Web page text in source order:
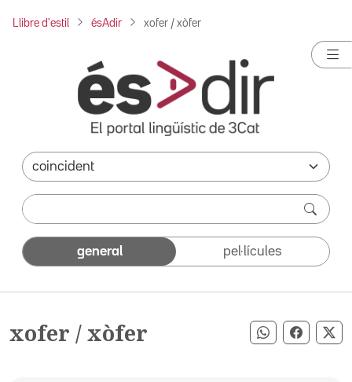
Llibre d'estil ésAdir xofer / xòfer
general pel·lícules
xofer / xòfer Compartir